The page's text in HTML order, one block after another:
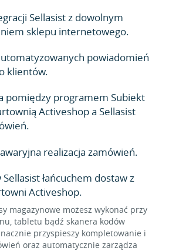
Sellasist z dowolnym
sklepu internetowego.
powiadomień
klientów.
pomiędzy programem Subiekt
Activeshop a Sellasist
realizacja zamówień.
łańcuchem dostaw z
Activeshop.
magazynowe możesz wykonać przy
tabletu bądź skanera kodów
przyspieszy kompletowanie i
oraz automatycznie zarządza